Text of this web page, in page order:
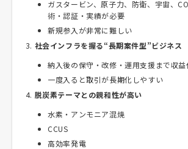
ガスタービン、原子力、防衛、宇宙、
術・認証・実績が必要
新規参入が非常に難しい
社会インフラを握る“長期案件型”ビジネス
納入後の保守・改修・運用支援まで収
一度入ると取引が長期化しやすい
脱炭素テーマとの親和性が高い
水素・アンモニア混焼
CCUS
高効率発電